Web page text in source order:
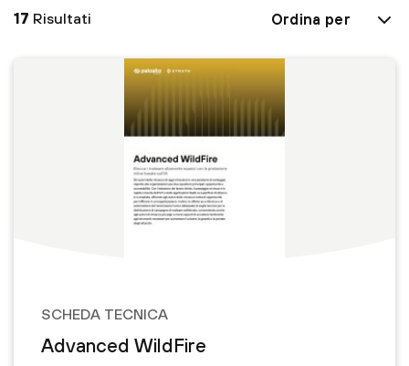
17 Risultati Ordina per
SCHEDA TECNICA
Advanced WildFire